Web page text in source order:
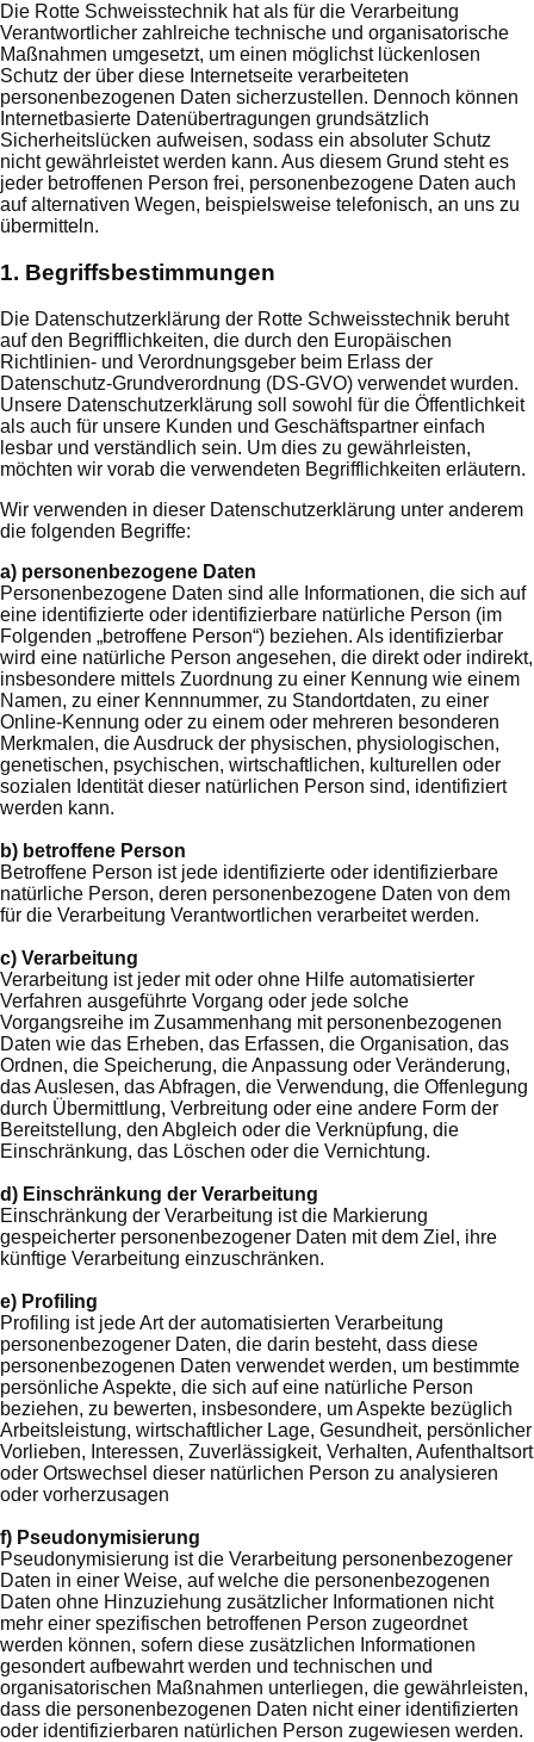
Die Rotte Schweisstechnik hat als für die Verarbeitung
Verantwortlicher zahlreiche technische und organisatorische
Maßnahmen umgesetzt, um einen möglichst lückenlosen
Schutz der über diese Internetseite verarbeiteten
personenbezogenen Daten sicherzustellen. Dennoch können
Internetbasierte Datenübertragungen grundsätzlich
Sicherheitslücken aufweisen, sodass ein absoluter Schutz
nicht gewährleistet werden kann. Aus diesem Grund steht es
jeder betroffenen Person frei, personenbezogene Daten auch
auf alternativen Wegen, beispielsweise telefonisch, an uns zu
übermitteln.
1. Begriffsbestimmungen
Die Datenschutzerklärung der Rotte Schweisstechnik beruht
auf den Begrifflichkeiten, die durch den Europäischen
Richtlinien- und Verordnungsgeber beim Erlass der
Datenschutz-Grundverordnung (DS-GVO) verwendet wurden.
Unsere Datenschutzerklärung soll sowohl für die Öffentlichkeit
als auch für unsere Kunden und Geschäftspartner einfach
lesbar und verständlich sein. Um dies zu gewährleisten,
möchten wir vorab die verwendeten Begrifflichkeiten erläutern.
Wir verwenden in dieser Datenschutzerklärung unter anderem
die folgenden Begriffe:
a) personenbezogene Daten
Personenbezogene Daten sind alle Informationen, die sich auf
eine identifizierte oder identifizierbare natürliche Person (im
Folgenden „betroffene Person“) beziehen. Als identifizierbar
wird eine natürliche Person angesehen, die direkt oder indirekt,
insbesondere mittels Zuordnung zu einer Kennung wie einem
Namen, zu einer Kennnummer, zu Standortdaten, zu einer
Online-Kennung oder zu einem oder mehreren besonderen
Merkmalen, die Ausdruck der physischen, physiologischen,
genetischen, psychischen, wirtschaftlichen, kulturellen oder
sozialen Identität dieser natürlichen Person sind, identifiziert
werden kann.
b) betroffene Person
Betroffene Person ist jede identifizierte oder identifizierbare
natürliche Person, deren personenbezogene Daten von dem
für die Verarbeitung Verantwortlichen verarbeitet werden.
c) Verarbeitung
Verarbeitung ist jeder mit oder ohne Hilfe automatisierter
Verfahren ausgeführte Vorgang oder jede solche
Vorgangsreihe im Zusammenhang mit personenbezogenen
Daten wie das Erheben, das Erfassen, die Organisation, das
Ordnen, die Speicherung, die Anpassung oder Veränderung,
das Auslesen, das Abfragen, die Verwendung, die Offenlegung
durch Übermittlung, Verbreitung oder eine andere Form der
Bereitstellung, den Abgleich oder die Verknüpfung, die
Einschränkung, das Löschen oder die Vernichtung.
d) Einschränkung der Verarbeitung
Einschränkung der Verarbeitung ist die Markierung
gespeicherter personenbezogener Daten mit dem Ziel, ihre
künftige Verarbeitung einzuschränken.
e) Profiling
Profiling ist jede Art der automatisierten Verarbeitung
personenbezogener Daten, die darin besteht, dass diese
personenbezogenen Daten verwendet werden, um bestimmte
persönliche Aspekte, die sich auf eine natürliche Person
beziehen, zu bewerten, insbesondere, um Aspekte bezüglich
Arbeitsleistung, wirtschaftlicher Lage, Gesundheit, persönlicher
Vorlieben, Interessen, Zuverlässigkeit, Verhalten, Aufenthaltsort
oder Ortswechsel dieser natürlichen Person zu analysieren
oder vorherzusagen
f) Pseudonymisierung
Pseudonymisierung ist die Verarbeitung personenbezogener
Daten in einer Weise, auf welche die personenbezogenen
Daten ohne Hinzuziehung zusätzlicher Informationen nicht
mehr einer spezifischen betroffenen Person zugeordnet
werden können, sofern diese zusätzlichen Informationen
gesondert aufbewahrt werden und technischen und
organisatorischen Maßnahmen unterliegen, die gewährleisten,
dass die personenbezogenen Daten nicht einer identifizierten
oder identifizierbaren natürlichen Person zugewiesen werden.